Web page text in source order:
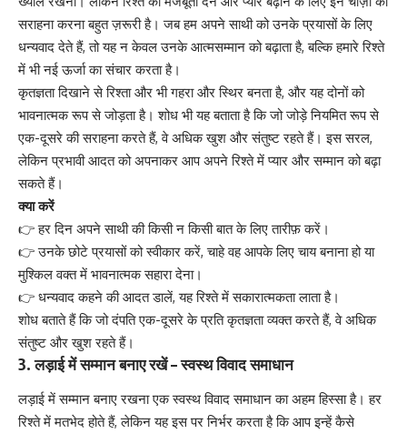
सराहना करना बहुत ज़रूरी है। जब हम अपने साथी को उनके प्रयासों के लिए
धन्यवाद देते हैं, तो यह न केवल उनके आत्मसम्मान को बढ़ाता है, बल्कि हमारे रिश्ते
में भी नई ऊर्जा का संचार करता है।
कृतज्ञता दिखाने से रिश्ता और भी गहरा और स्थिर बनता है, और यह दोनों को
भावनात्मक रूप से जोड़ता है। शोध भी यह बताता है कि जो जोड़े नियमित रूप से
एक-दूसरे की सराहना करते हैं, वे अधिक खुश और संतुष्ट रहते हैं। इस सरल,
लेकिन प्रभावी आदत को अपनाकर आप अपने रिश्ते में प्यार और सम्मान को बढ़ा
सकते हैं।
क्या करें
👉 हर दिन अपने साथी की किसी न किसी बात के लिए तारीफ़ करें।
👉 उनके छोटे प्रयासों को स्वीकार करें, चाहे वह आपके लिए चाय बनाना हो या
मुश्किल वक्त में भावनात्मक सहारा देना।
👉 धन्यवाद कहने की आदत डालें, यह रिश्ते में सकारात्मकता लाता है।
शोध बताते हैं कि जो दंपति एक-दूसरे के प्रति कृतज्ञता व्यक्त करते हैं, वे अधिक
संतुष्ट और खुश रहते हैं।
3.लड़ाई में सम्मान बनाए रखें – स्वस्थ विवाद समाधान
लड़ाई में सम्मान बनाए रखना एक स्वस्थ विवाद समाधान का अहम हिस्सा है। हर
रिश्ते में मतभेद होते हैं, लेकिन यह इस पर निर्भर करता है कि आप इन्हें कैसे